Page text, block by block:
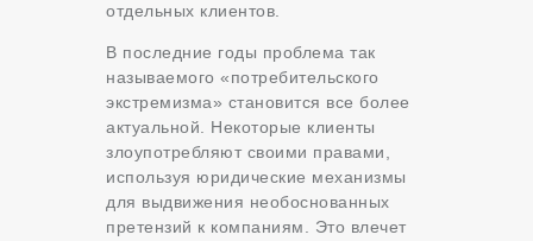
отдельных клиентов.
В последние годы проблема так
называемого «потребительского
экстремизма» становится все более
актуальной. Некоторые клиенты
злоупотребляют своими правами,
используя юридические механизмы
для выдвижения необоснованных
претензий к компаниям. Это влечет